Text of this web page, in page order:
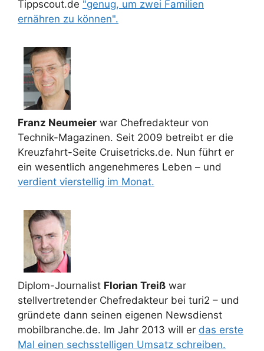
Tippscout.de "genug, um zwei Familien
ernähren zu können".
Franz Neumeier war Chefredakteur von
Technik-Magazinen. Seit 2009 betreibt er die
Kreuzfahrt-Seite Cruisetricks.de. Nun führt er
ein wesentlich angenehmeres Leben – und
verdient vierstellig im Monat.
Diplom-Journalist Florian Treiß war
stellvertretender Chefredakteur bei turi2 – und
gründete dann seinen eigenen Newsdienst
mobilbranche.de. Im Jahr 2013 will er das erste
Mal einen sechsstelligen Umsatz schreiben.